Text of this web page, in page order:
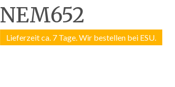
NEM652
Lieferzeit ca. 7 Tage. Wir bestellen bei ESU.